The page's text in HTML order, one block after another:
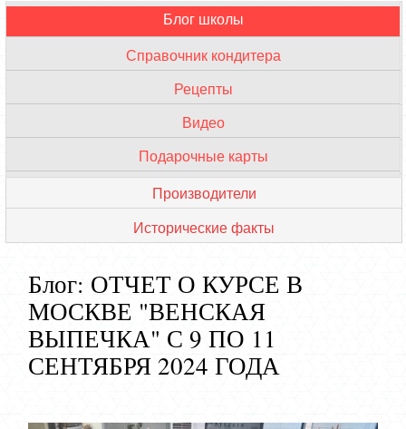
Блог школы
Справочник кондитера
Рецепты
Видео
Подарочные карты
Инструменты
Ингредиенты
Профессиональные термины
VIP мастера
Обзор кондитерских
Производители
Исторические факты
Блог: ОТЧЕТ О КУРСЕ В
МОСКВЕ "ВЕНСКАЯ
ВЫПЕЧКА" С 9 ПО 11
СЕНТЯБРЯ 2024 ГОДА